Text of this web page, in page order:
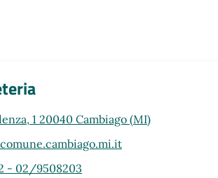
1 20040 Cambiago (MI)
- 02/9508203